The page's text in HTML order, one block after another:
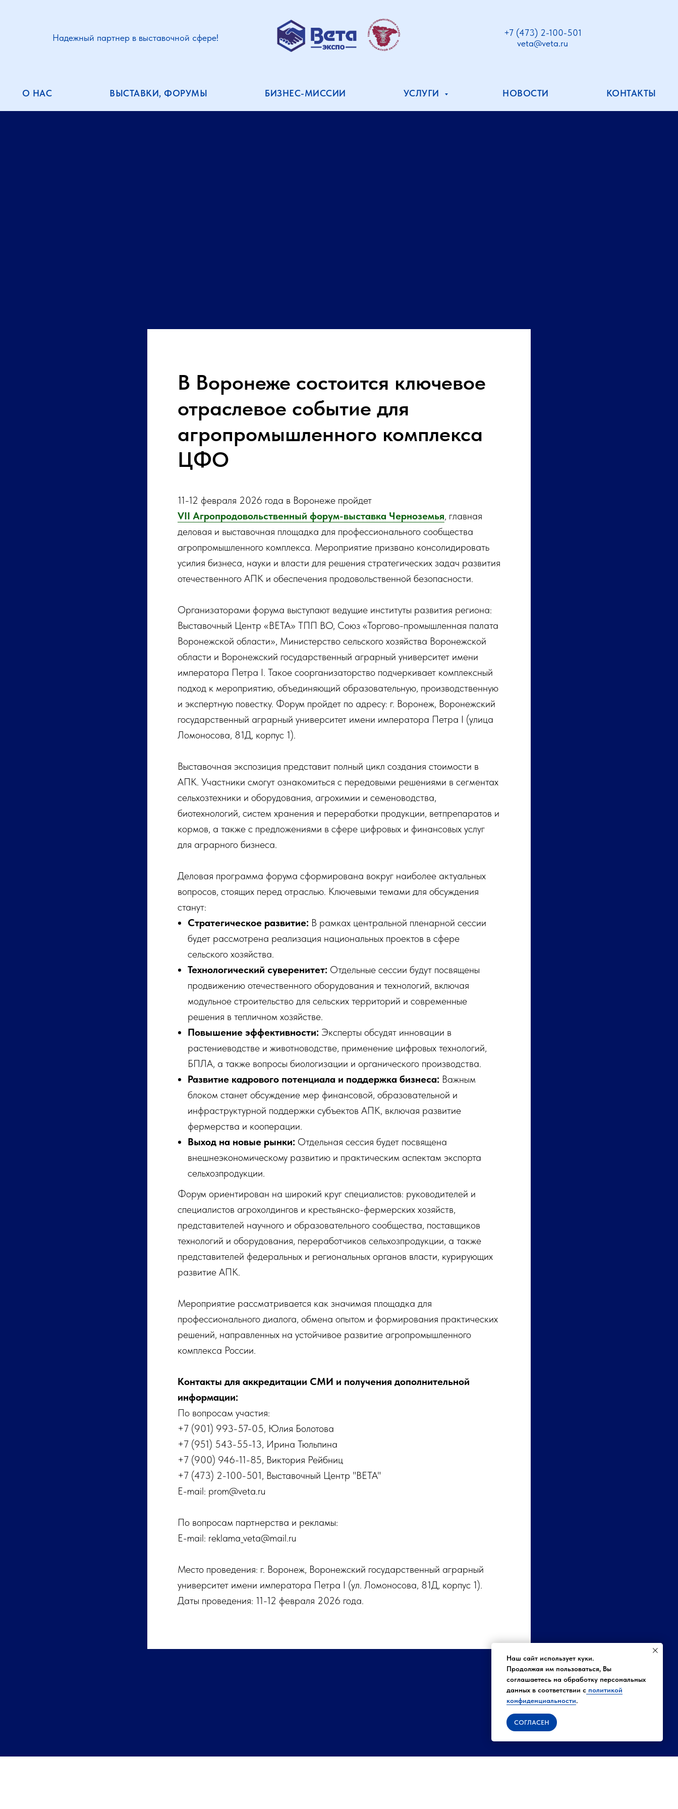
Надежный партнер в выставочной сфере!
+7 (473) 2-100-501
veta@veta.ru
О НАС ВЫСТАВКИ, ФОРУМЫ БИЗНЕС-МИССИИ УСЛУГИ НОВОСТИ КОНТАКТЫ
В Воронеже состоится ключевое
отраслевое событие для
агропромышленного комплекса
ЦФО
11-12 февраля 2026 года в Воронеже пройдет
VII Агропродовольственный форум-выставка Черноземья, главная
деловая и выставочная площадка для профессионального сообщества
агропромышленного комплекса. Мероприятие призвано консолидировать
усилия бизнеса, науки и власти для решения стратегических задач развития
отечественного АПК и обеспечения продовольственной безопасности.
Организаторами форума выступают ведущие институты развития региона:
Выставочный Центр «ВЕТА» ТПП ВО, Союз «Торгово-промышленная палата
Воронежской области», Министерство сельского хозяйства Воронежской
области и Воронежский государственный аграрный университет имени
императора Петра I. Такое соорганизаторство подчеркивает комплексный
подход к мероприятию, объединяющий образовательную, производственную
и экспертную повестку. Форум пройдет по адресу: г. Воронеж, Воронежский
государственный аграрный университет имени императора Петра I (улица
Ломоносова, 81Д, корпус 1).
Выставочная экспозиция представит полный цикл создания стоимости в
АПК. Участники смогут ознакомиться с передовыми решениями в сегментах
сельхозтехники и оборудования, агрохимии и семеноводства,
биотехнологий, систем хранения и переработки продукции, ветпрепаратов и
кормов, а также с предложениями в сфере цифровых и финансовых услуг
для аграрного бизнеса.
Деловая программа форума сформирована вокруг наиболее актуальных
вопросов, стоящих перед отраслью. Ключевыми темами для обсуждения
станут:
Стратегическое развитие: В рамках центральной пленарной сессии
будет рассмотрена реализация национальных проектов в сфере
сельского хозяйства.
Технологический суверенитет: Отдельные сессии будут посвящены
продвижению отечественного оборудования и технологий, включая
модульное строительство для сельских территорий и современные
решения в тепличном хозяйстве.
Повышение эффективности: Эксперты обсудят инновации в
растениеводстве и животноводстве, применение цифровых технологий,
БПЛА, а также вопросы биологизации и органического производства.
Развитие кадрового потенциала и поддержка бизнеса: Важным
блоком станет обсуждение мер финансовой, образовательной и
инфраструктурной поддержки субъектов АПК, включая развитие
фермерства и кооперации.
Выход на новые рынки: Отдельная сессия будет посвящена
внешнеэкономическому развитию и практическим аспектам экспорта
сельхозпродукции.
Форум ориентирован на широкий круг специалистов: руководителей и
специалистов агрохолдингов и крестьянско-фермерских хозяйств,
представителей научного и образовательного сообщества, поставщиков
технологий и оборудования, переработчиков сельхозпродукции, а также
представителей федеральных и региональных органов власти, курирующих
развитие АПК.
Мероприятие рассматривается как значимая площадка для
профессионального диалога, обмена опытом и формирования практических
решений, направленных на устойчивое развитие агропромышленного
комплекса России.
Контакты для аккредитации СМИ и получения дополнительной
информации:
По вопросам участия:
+7 (901) 993-57-05, Юлия Болотова
+7 (951) 543-55-13, Ирина Тюльпина
+7 (900) 946-11-85, Виктория Рейбниц
+7 (473) 2-100-501, Выставочный Центр "ВЕТА"
E-mail: prom@veta.ru
По вопросам партнерства и рекламы:
E-mail: reklama_veta@mail.ru
Место проведения: г. Воронеж, Воронежский государственный аграрный
университет имени императора Петра I (ул. Ломоносова, 81Д, корпус 1).
Даты проведения: 11-12 февраля 2026 года.
Наш сайт использует куки.
Продолжая им пользоваться, Вы
соглашаетесь на обработку персональных
данных в соответствии с политикой
конфиденциальности.
СОГЛАСЕН